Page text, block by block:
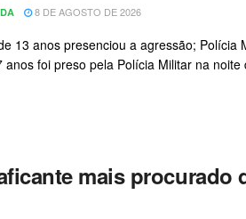
8 DE AGOSTO DE 2026
13 anos presenciou a agressão;
anos foi preso pela Polícia Militar na
mais procurado